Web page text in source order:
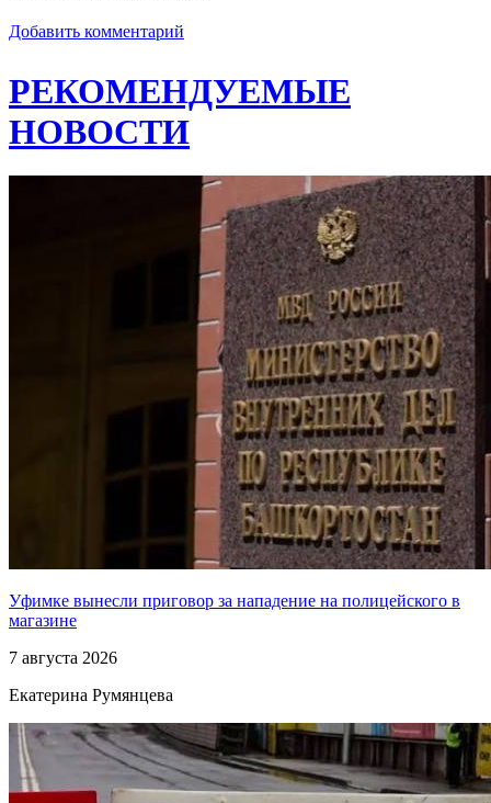
Добавить комментарий
РЕКОМЕНДУЕМЫЕ
НОВОСТИ
Уфимке вынесли приговор за нападение на полицейского в
магазине
7 августа 2026
Екатерина Румянцева